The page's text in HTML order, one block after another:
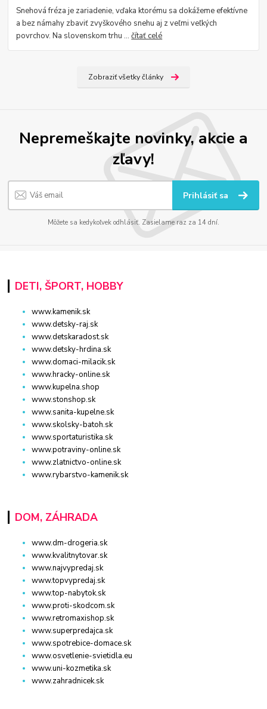
Snehová fréza je zariadenie, vďaka ktorému sa dokážeme efektívne
a bez námahy zbaviť zvyškového snehu aj z veľmi veľkých
povrchov. Na slovenskom trhu ...čítať celé
Zobraziť všetky články
Nepremeškajte novinky, akcie a
zľavy!
Prihlásiť sa
Môžete sa kedykoľvek odhlásiť. Zasielame raz za 14 dní.
DETI, ŠPORT, HOBBY
www.kamenik.sk
www.detsky-raj.sk
www.detskaradost.sk
www.detsky-hrdina.sk
www.domaci-milacik.sk
www.hracky-online.sk
www.kupelna.shop
www.stonshop.sk
www.sanita-kupelne.sk
www.skolsky-batoh.sk
www.sportaturistika.sk
www.potraviny-online.sk
www.zlatnictvo-online.sk
www.rybarstvo-kamenik.sk
DOM, ZÁHRADA
www.dm-drogeria.sk
www.kvalitnytovar.sk
www.najvypredaj.sk
www.topvypredaj.sk
www.top-nabytok.sk
www.proti-skodcom.sk
www.retromaxishop.sk
www.superpredajca.sk
www.spotrebice-domace.sk
www.osvetlenie-svietidla.eu
www.uni-kozmetika.sk
www.zahradnicek.sk